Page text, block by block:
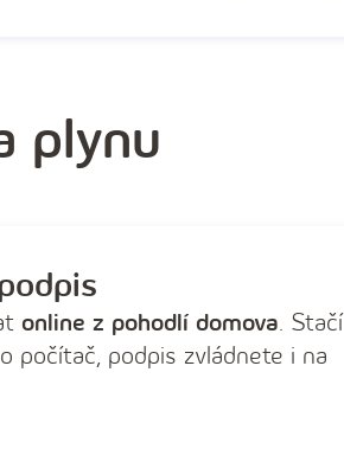
plynu
online z pohodlí domova. Stačí
počítač, podpis zvládnete i na